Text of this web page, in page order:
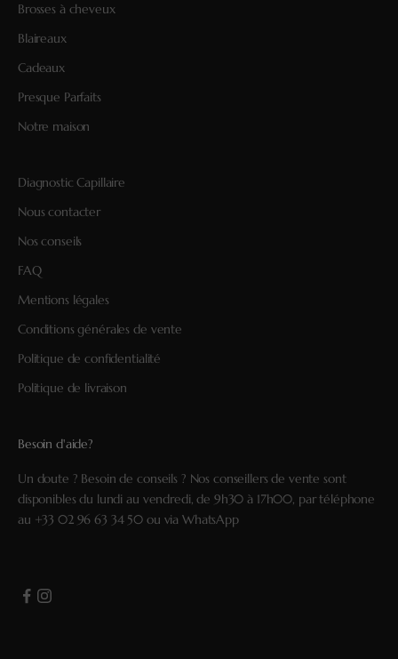
Brosses à cheveux
Blaireaux
Cadeaux
Presque Parfaits
Notre maison
Diagnostic Capillaire
Nous contacter
Nos conseils
FAQ
Mentions légales
Conditions générales de vente
Politique de confidentialité
Politique de livraison
Besoin d'aide?
Un doute ? Besoin de conseils ? Nos conseillers de vente sont
disponibles du lundi au vendredi, de 9h30 à 17h00, par téléphone
au +33 02 96 63 34 50 ou via WhatsApp